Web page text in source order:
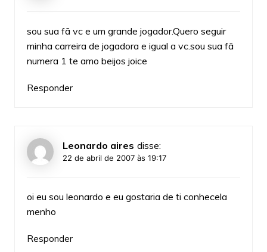
sou sua fã vc e um grande jogador.Quero seguir
minha carreira de jogadora e igual a vc.sou sua fã
numera 1 te amo beijos joice
Responder
Leonardo aires disse:
22 de abril de 2007 às 19:17
oi eu sou leonardo e eu gostaria de ti conhecela
menho
Responder